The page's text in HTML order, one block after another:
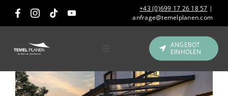
content
+43 (0)699 17 26 18 57 |
anfrage@temelplanen.com
Produkte
ANGEBOT
EINHOLEN